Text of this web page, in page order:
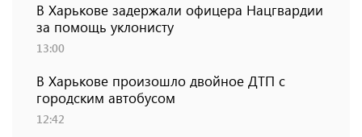
В Харькове задержали офицера Нацгвардии
за помощь уклонисту
13:00
В Харькове произошло двойное ДТП с
городским автобусом
12:42